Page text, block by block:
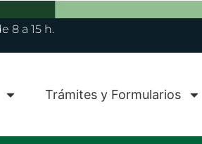
8 a 15 h.
Trámites y Formularios